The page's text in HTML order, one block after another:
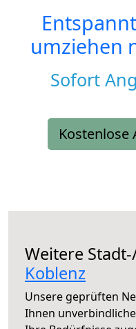
umziehen
Sofort
Kostenlose
Weitere
Koblenz
Unsere geprüften
Ihnen